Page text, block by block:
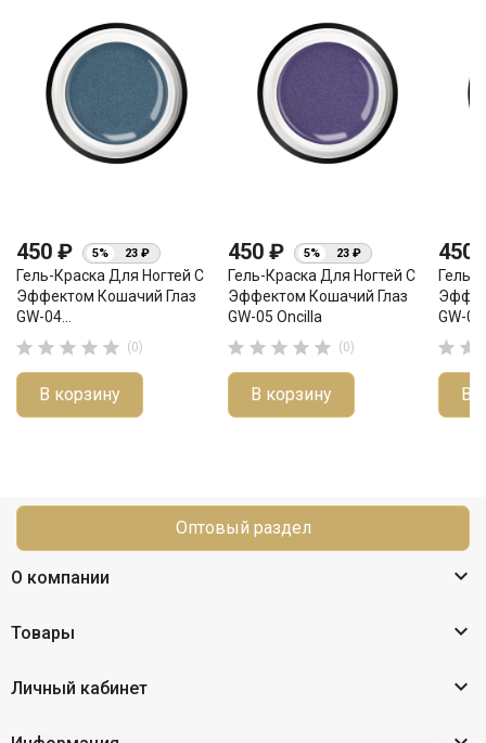
450 ₽ 5% 23 ₽
Гель-Краска Для Ногтей С
Эффектом Кошачий Глаз
GW-04...
     (0)
В корзину
450 ₽ 5% 23 ₽
Гель-Краска Для Ногтей С
Эффектом Кошачий Глаз
GW-05 Oncilla
     (0)
В корзину
450
Гель-
GW-
 
В
Оптовый раздел
О компании 
Товары 
Личный кабинет 